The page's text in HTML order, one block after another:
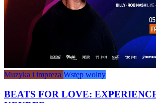
Muzyka i impreza Wstęp wolny
BEATS FOR LOVE: